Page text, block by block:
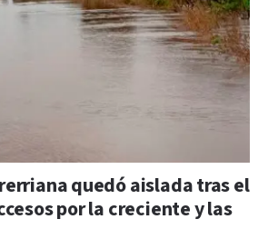
quedó aislada tras el
por la creciente y las